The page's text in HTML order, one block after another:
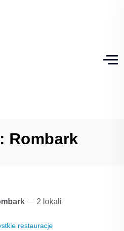
Rombark
— 2 lokali
restauracje